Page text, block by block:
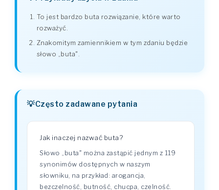
To jest bardzo buta rozwiązanie, które warto
rozważyć.
Znakomitym zamiennikiem w tym zdaniu będzie
słowo „buta".
Często zadawane pytania
Jak inaczej nazwać buta?
Słowo „buta" można zastąpić jednym z 119
synonimów dostępnych w naszym
słowniku, na przykład: arogancja,
bezczelność, butność, chucpa, czelność.